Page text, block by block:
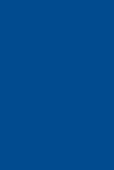
исполнение: